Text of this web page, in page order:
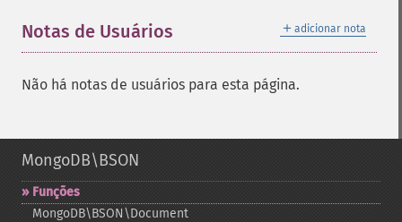
＋ adicionar nota
Notas de Usuários
Não há notas de usuários para esta página.
MongoDB\BSON
Funções
MongoDB\BSON\Document